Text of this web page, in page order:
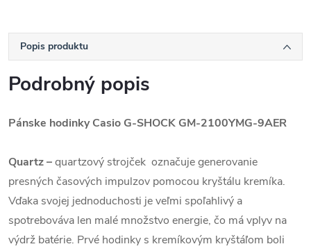
Popis produktu
Podrobný popis
Pánske hodinky Casio G-SHOCK GM-2100YMG-9AER
Quartz–quartzový strojček označuje generovanie
presných časových impulzov pomocou kryštálu kremíka.
Vďaka svojej jednoduchosti je veľmi spoľahlivý a
spotrebováva len malé množstvo energie, čo má vplyv na
výdrž batérie. Prvé hodinky s kremíkovým kryštáľom boli